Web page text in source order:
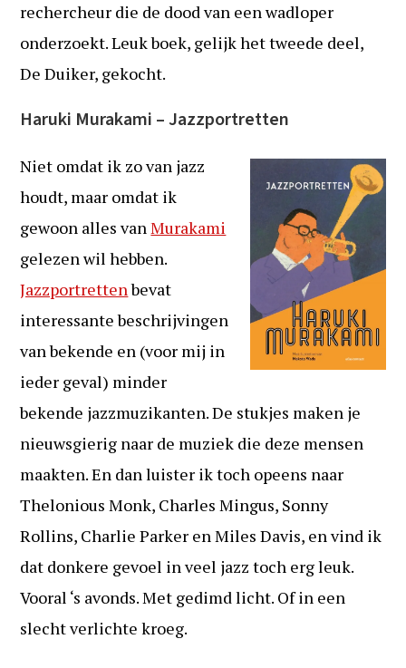
rechercheur die de dood van een wadloper
onderzoekt. Leuk boek, gelijk het tweede deel,
De Duiker, gekocht.
Haruki Murakami – Jazzportretten
Niet omdat ik zo van jazz
houdt, maar omdat ik
gewoon alles vanMurakami
gelezen wil hebben.
Jazzportrettenbevat
interessante beschrijvingen
van bekende en (voor mij in
ieder geval) minder
bekende jazzmuzikanten. De stukjes maken je
nieuwsgierig naar de muziek die deze mensen
maakten. En dan luister ik toch opeens naar
Thelonious Monk, Charles Mingus, Sonny
Rollins, Charlie Parker en Miles Davis, en vind ik
dat donkere gevoel in veel jazz toch erg leuk.
Vooral ‘s avonds. Met gedimd licht. Of in een
slecht verlichte kroeg.